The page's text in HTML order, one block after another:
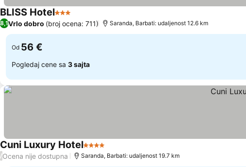
BLISS Hotel3 ZvezdicePogledaj cene
8,1Vrlo dobro (broj ocena: 711) Saranda, Barbati: udaljenost 12.6 km
Od 56 €
Pogledaj cene sa 3 sajta
Cuni Luxury Hotel4 Zvezdice
/Ocena nije dostupna Saranda, Barbati: udaljenost 19.7 km